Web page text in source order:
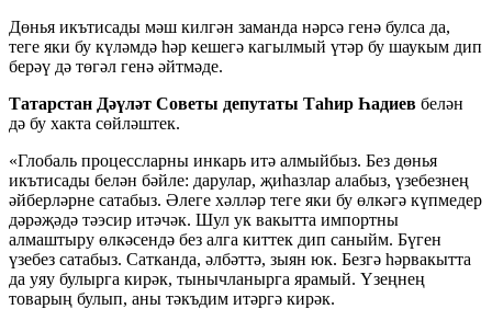
Дөнья икътисады мәш килгән заманда нәрсә генә булса да,
теге яки бу күләмдә һәр кешегә кагылмый үтәр бу шаукым дип
берәү дә төгәл генә әйтмәде.
Татарстан Дәүләт Советы депутаты Таһир Һадиев белән
дә бу хакта сөйләштек.
«Глобаль процессларны инкарь итә алмыйбыз. Без дөнья
икътисады белән бәйле: дарулар, җиһазлар алабыз, үзебезнең
әйберләрне сатабыз. Әлеге хәлләр теге яки бу өлкәгә күпмедер
дәрәҗәдә тәэсир итәчәк. Шул ук вакытта импортны
алмаштыру өлкәсендә без алга киттек дип саныйм. Бүген
үзебез сатабыз. Сатканда, әлбәттә, зыян юк. Безгә һәрвакытта
да уяу булырга кирәк, тынычланырга ярамый. Үзеңнең
товарың булып, аны тәкъдим итәргә кирәк.